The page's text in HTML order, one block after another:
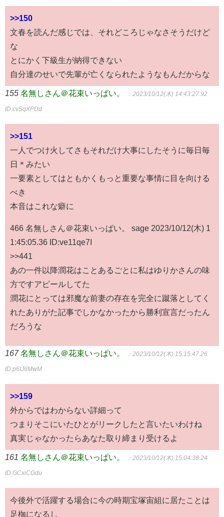
>>150
文春を読んだ感じでは、それどころじゃなさそうだけど
な
とにかく下級生が納得できない
自分達のせいで先輩が亡くなられたようなもんだからな
155 名無しさん＠花束いっぱい。 ：2023/10/12(木) 14:43:27.92
ID:cvSqXPUd
>>151
一人でつけ火してさもそれだけ大事にしたそうに毎日毎
日＊みたい
一要素としてはともかくもっと重要な事情に目を向ける
べき
本音はこれな癖に
466 名無しさん＠花束いっぱい。 sage 2023/10/12(木) 1
1:45:05.36 ID:ve11qe7I
>>441
あの一件以降潤花はことあるごとに私はゆりかさんの味
方ですアピールしてた
潤花にとっては邪魔な前妻の存在を完全に蹴落としてく
れたありがた記事でしかなかったから勝利宣言だったん
だろうな
167 名無しさん＠花束いっぱい。 ：2023/10/12(木) 15:15:47.26
ID:p6tJ6MwM
>>159
外からではわからない詳細って
つまりそこにいたひとがリークしたと言いたいわけね
真実じゃなかったらあなた取り締まり受けるよ
161 名無しさん＠花束いっぱい。 ：2023/10/12(木) 15:04:38.24
ID:GCxiCGdu
今後外で活躍する場合に今の時期宝塚宙組に居たことは
足枷になるし